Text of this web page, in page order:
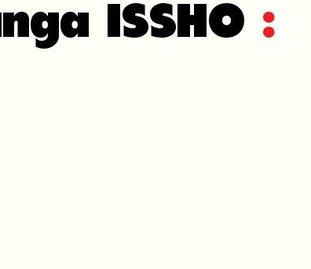
ISSHO :